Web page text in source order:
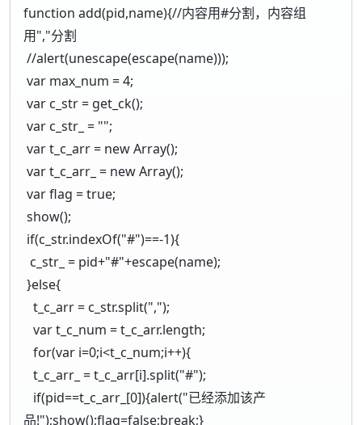
function add(pid,name){//内容用#分割，内容组
用","分割
//alert(unescape(escape(name)));
var max_num = 4;
var c_str = get_ck();
var c_str_ = "";
var t_c_arr = new Array();
var t_c_arr_ = new Array();
var flag = true;
show();
if(c_str.indexOf("#")==-1){
c_str_ = pid+"#"+escape(name);
}else{
t_c_arr = c_str.split(",");
var t_c_num = t_c_arr.length;
for(var i=0;i<t_c_num;i++){
t_c_arr_ = t_c_arr[i].split("#");
if(pid==t_c_arr_[0]){alert("已经添加该产
品!");show();flag=false;break;}